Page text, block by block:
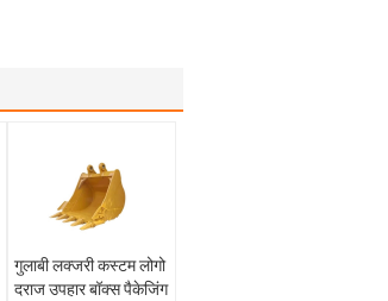
गुलाबी लक्जरी कस्टम लोगो
दराज उपहार बॉक्स पैकेजिंग